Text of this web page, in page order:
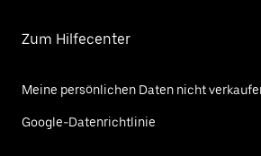
Zum Hilfecenter
Meine persönlichen Daten nicht
Google-Datenrichtlinie